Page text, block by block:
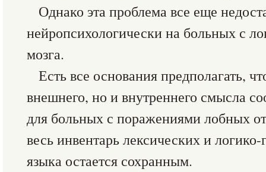
Однако эта проблема все еще
нейропсихологически на больных с
мозга.
Есть все основания предполагать,
внешнего, но и внутреннего смысла
для больных с поражениями лобных
весь инвентарь лексических и
языка остается сохранным.